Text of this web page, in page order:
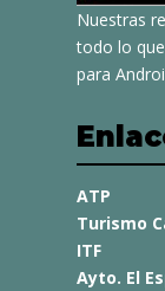
Nuestras
todo lo
para
ATP
Turismo
ITF
Ayto. El